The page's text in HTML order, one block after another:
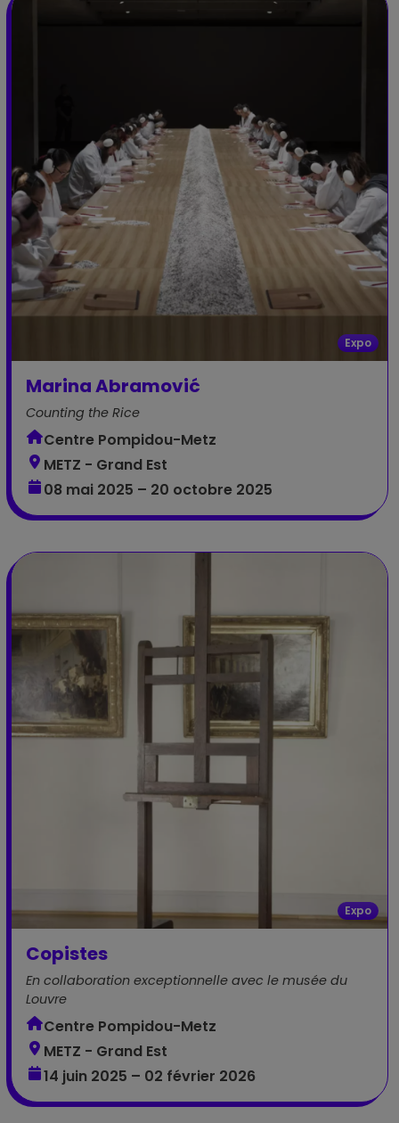
Expo
Marina Abramović
Counting the Rice
Centre Pompidou-Metz
METZ - Grand Est
08 mai 2025 – 20 octobre 2025
Expo
Copistes
En collaboration exceptionnelle avec le musée du
Louvre
Centre Pompidou-Metz
METZ - Grand Est
14 juin 2025 – 02 février 2026